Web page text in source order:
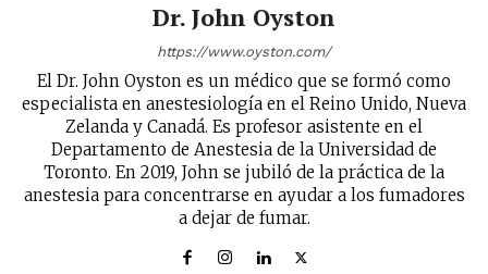
tobacco harm reduction in your email.
SUBSCRIBIRSE
Dr. John Oyston
https://www.oyston.com/
El Dr. John Oyston es un médico que se formó como
especialista en anestesiología en el Reino Unido, Nueva
Zelanda y Canadá. Es profesor asistente en el
Departamento de Anestesia de la Universidad de
Toronto. En 2019, John se jubiló de la práctica de la
anestesia para concentrarse en ayudar a los fumadores
a dejar de fumar.